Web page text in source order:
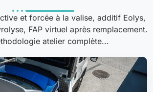
et forcée à la valise, additif Eolys,
FAP virtuel après remplacement.
atelier complète...